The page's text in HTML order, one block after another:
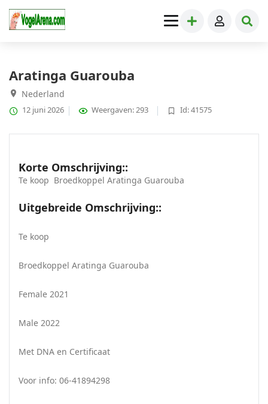
Papegaaien» Aratinga Guarouba
Aratinga Guarouba
Nederland
12 juni 2026 Weergaven: 293 Id: 41575
Korte Omschrijving::
Te koop Broedkoppel Aratinga Guarouba
Uitgebreide Omschrijving::
Te koop
Broedkoppel Aratinga Guarouba
Female 2021
Male 2022
Met DNA en Certificaat
Voor info: 06-41894298